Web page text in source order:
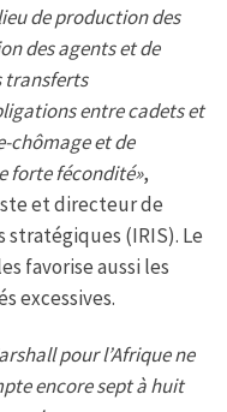
de production des
des agents et de
transferts
entre cadets et
chômage et de
forte fécondité»,
et directeur de
(IRIS). Le
favorise aussi les
excessives.
pour l’Afrique ne
encore sept à huit